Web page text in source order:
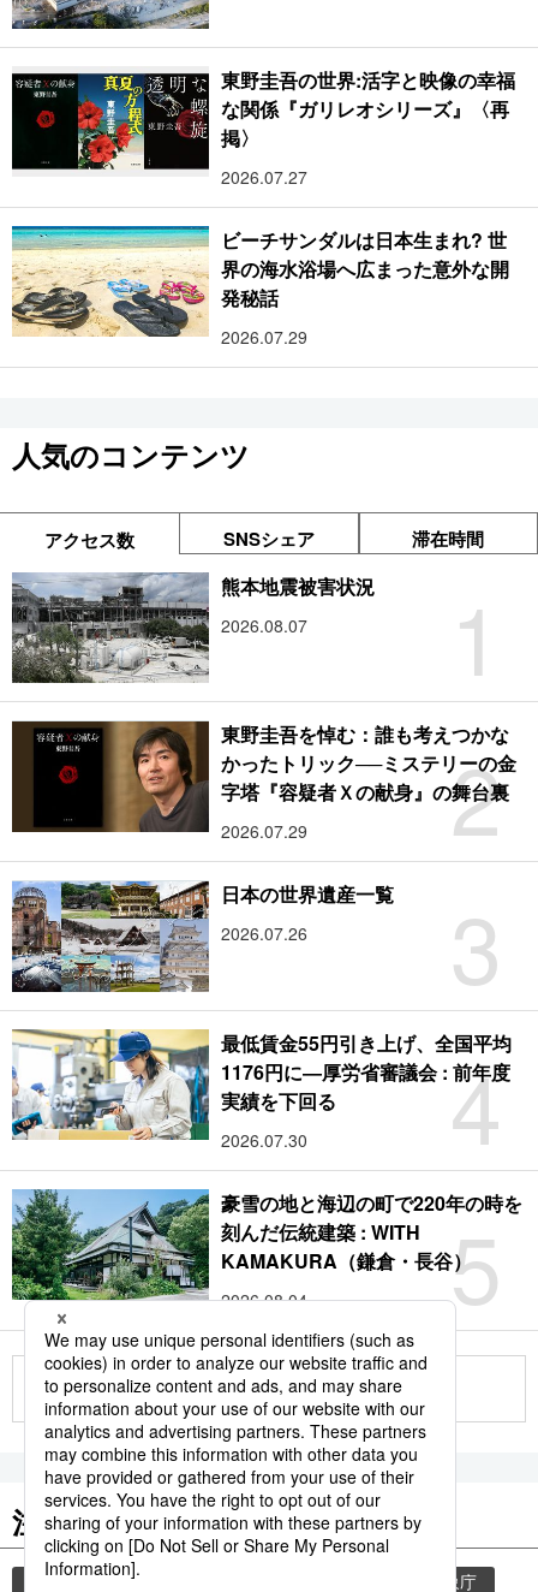
東野圭吾の世界:活字と映像の幸福
な関係『ガリレオシリーズ』〈再
掲〉
2026.07.27
ビーチサンダルは日本生まれ? 世
界の海水浴場へ広まった意外な開
発秘話
2026.07.29
人気のコンテンツ
アクセス数 SNSシェア 滞在時間
1
熊本地震被害状況
2026.08.07
2
東野圭吾を悼む：誰も考えつかな
かったトリック──ミステリーの金
字塔『容疑者Ｘの献身』の舞台裏
2026.07.29
3
日本の世界遺産一覧
2026.07.26
4
最低賃金55円引き上げ、全国平均
1176円に―厚労省審議会 : 前年度
実績を下回る
2026.07.30
5
豪雪の地と海辺の町で220年の時を
刻んだ伝統建築 : WITH
KAMAKURA（鎌倉・長谷）
2026.08.04
もっと見る
注目のキーワード
共同通信ニュース 気象庁